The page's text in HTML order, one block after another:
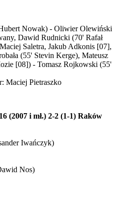
Nowak) - Oliwier Olewiński
Dawid Rudnicki (70' Rafał
Saletra, Jakub Adkonis [07],
(55' Stevin Kerge), Mateusz
[08]) - Tomasz Rojkowski (55'
Maciej Pietraszko
(2007 i mł.) 2-2 (1-1) Raków
Iwańczyk)
Nos)